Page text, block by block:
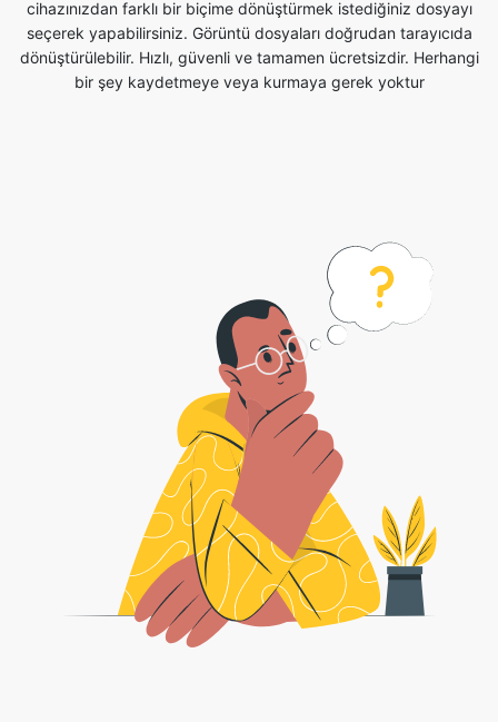
jpg bmp biçimine nasıl dönüştürülür?